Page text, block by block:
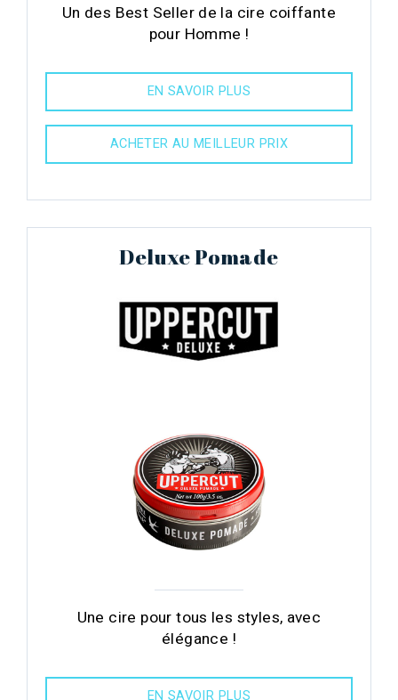
Un des Best Seller de la cire coiffante
pour Homme !
EN SAVOIR PLUS
ACHETER AU MEILLEUR PRIX
Deluxe Pomade
Une cire pour tous les styles, avec
élégance !
EN SAVOIR PLUS